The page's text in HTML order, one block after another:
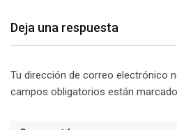
Deja una respuesta
Tu dirección de correo electrónico
campos obligatorios están